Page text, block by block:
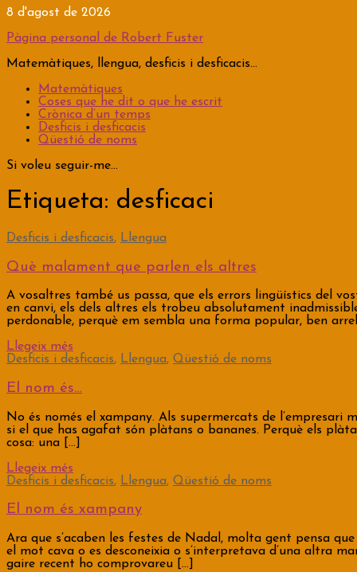
Vés
contingut
8 d'agost de 2026
Pàgina personal de Robert Fuster
Matemàtiques, llengua, desficis i desficacis…
Matemàtiques
Coses que he dit o que he escrit
Crònica d’un temps
Desficis i desficacis
Qüestió de noms
Si voleu seguir-me...
Etiqueta: desficaci
Desficis i desficacis, Llengua
Què malament que parlen els altres
A vosaltres també us passa, que els errors lingüístics del
en canvi, els dels altres els trobeu absolutament
perdonable, perquè em sembla una forma popular, ben
Llegeix més
Desficis i desficacis, Llengua, Qüestió de noms
El nom és…
No és només el xampany. Als supermercats de
si el que has agafat són plàtans o bananes. Perquè els
cosa: una […]
Llegeix més
Desficis i desficacis, Llengua, Qüestió de noms
El nom és xampany
Ara que s’acaben les festes de Nadal, molta gent pensa
el mot cava o es desconeixia o s’interpretava d’una altra
gaire recent ho comprovareu […]